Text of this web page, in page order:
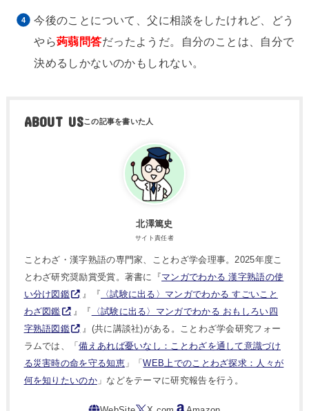
今後のことについて、父に相談をしたけれど、どう
やら蒟蒻問答だったようだ。自分のことは、自分で
決めるしかないのかもしれない。
ABOUT US
北澤篤史
サイト責任者
ことわざ・漢字熟語の専門家、ことわざ学会理事。2025年度こ
とわざ研究奨励賞受賞。著書に『マンガでわかる 漢字熟語の使
い分け図鑑
』『 〈試験に出る〉マンガでわかる すごいこと
わざ図鑑
』『
〈試験に出る〉マンガでわかる おもしろい四
字熟語図鑑
』(共に講談社)がある。ことわざ学会研究フォー
ラムでは、「備えあれば憂いなし：ことわざを通して意識づけ
る災害時の命を守る知恵」「WEB上でのことわざ探求：人々が
何を知りたいのか」などをテーマに研究報告を行う。